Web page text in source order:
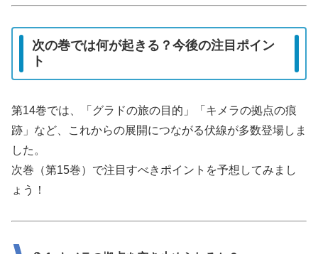
次の巻では何が起きる？今後の注目ポイン
ト
第14巻では、「グラドの旅の目的」「キメラの拠点の痕
跡」など、これからの展開につながる伏線が多数登場しま
した。
次巻（第15巻）で注目すべきポイントを予想してみまし
ょう！